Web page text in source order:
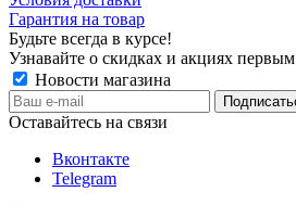
Гарантия на товар
Будьте всегда в курсе!
Узнавайте о скидках и акциях первым
Новости магазина
Оставайтесь на связи
Вконтакте
Telegram